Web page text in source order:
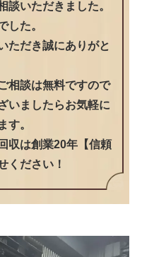
談いただきました。
した。
ただき誠にありがと
相談は無料ですので
いましたらお気軽に
す。
収は創業20年【信頼
ください！